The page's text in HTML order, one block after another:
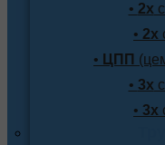
• 2х
• 2х
• ЦПП
• 3х
• 3х